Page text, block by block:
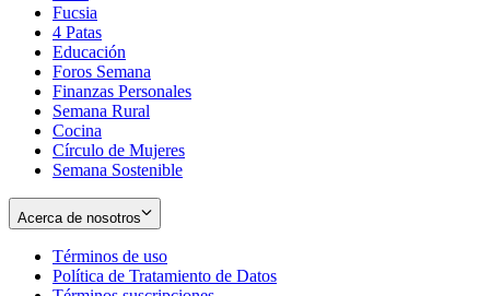
in
new
window
Fucsia
in
new
window
4 Patas
Educación
Foros Semana
Finanzas Personales
Semana Rural
Cocina
Círculo de Mujeres
Semana Sostenible
Acerca de nosotros
Términos de uso
in
Política de Tratamiento de Datos